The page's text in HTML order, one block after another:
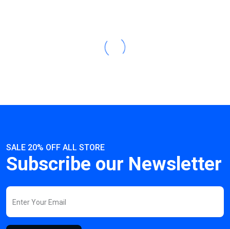
SALE 20% OFF ALL STORE
Subscribe our Newsletter